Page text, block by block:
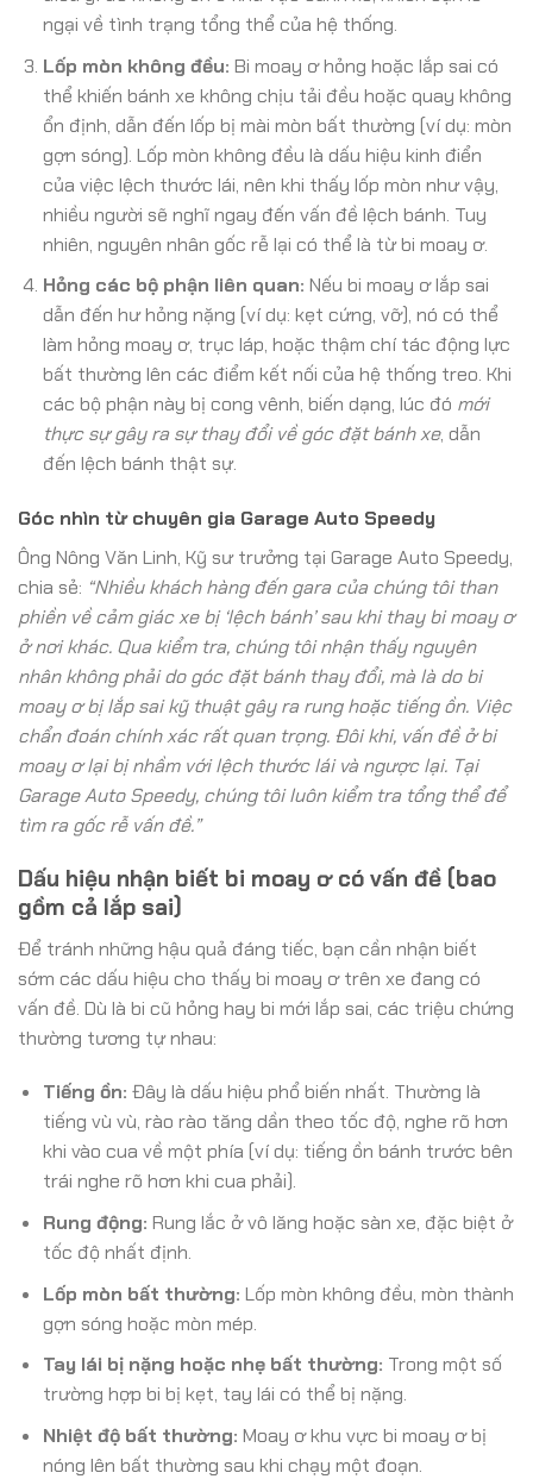
ngại về tình trạng tổng thể của hệ thống.
Lốp mòn không đều: Bi moay ơ hỏng hoặc lắp sai có
thể khiến bánh xe không chịu tải đều hoặc quay không
ổn định, dẫn đến lốp bị mài mòn bất thường (ví dụ: mòn
gợn sóng). Lốp mòn không đều là dấu hiệu kinh điển
của việc lệch thước lái, nên khi thấy lốp mòn như vậy,
nhiều người sẽ nghĩ ngay đến vấn đề lệch bánh. Tuy
nhiên, nguyên nhân gốc rễ lại có thể là từ bi moay ơ.
Hỏng các bộ phận liên quan: Nếu bi moay ơ lắp sai
dẫn đến hư hỏng nặng (ví dụ: kẹt cứng, vỡ), nó có thể
làm hỏng moay ơ, trục láp, hoặc thậm chí tác động lực
bất thường lên các điểm kết nối của hệ thống treo. Khi
các bộ phận này bị cong vênh, biến dạng, lúc đó mới
thực sự gây ra sự thay đổi về góc đặt bánh xe, dẫn
đến lệch bánh thật sự.
Góc nhìn từ chuyên gia Garage Auto Speedy
Ông Nông Văn Linh, Kỹ sư trưởng tại Garage Auto Speedy,
chia sẻ: “Nhiều khách hàng đến gara của chúng tôi than
phiền về cảm giác xe bị ‘lệch bánh’ sau khi thay bi moay ơ
ở nơi khác. Qua kiểm tra, chúng tôi nhận thấy nguyên
nhân không phải do góc đặt bánh thay đổi, mà là do bi
moay ơ bị lắp sai kỹ thuật gây ra rung hoặc tiếng ồn. Việc
chẩn đoán chính xác rất quan trọng. Đôi khi, vấn đề ở bi
moay ơ lại bị nhầm với lệch thước lái và ngược lại. Tại
Garage Auto Speedy, chúng tôi luôn kiểm tra tổng thể để
tìm ra gốc rễ vấn đề.”
Dấu hiệu nhận biết bi moay ơ có vấn đề (bao
gồm cả lắp sai)
Để tránh những hậu quả đáng tiếc, bạn cần nhận biết
sớm các dấu hiệu cho thấy bi moay ơ trên xe đang có
vấn đề. Dù là bi cũ hỏng hay bi mới lắp sai, các triệu chứng
thường tương tự nhau:
Tiếng ồn: Đây là dấu hiệu phổ biến nhất. Thường là
tiếng vù vù, rào rào tăng dần theo tốc độ, nghe rõ hơn
khi vào cua về một phía (ví dụ: tiếng ồn bánh trước bên
trái nghe rõ hơn khi cua phải).
Rung động: Rung lắc ở vô lăng hoặc sàn xe, đặc biệt ở
tốc độ nhất định.
Lốp mòn bất thường: Lốp mòn không đều, mòn thành
gợn sóng hoặc mòn mép.
Tay lái bị nặng hoặc nhẹ bất thường: Trong một số
trường hợp bi bị kẹt, tay lái có thể bị nặng.
Nhiệt độ bất thường: Moay ơ khu vực bi moay ơ bị
nóng lên bất thường sau khi chạy một đoạn.